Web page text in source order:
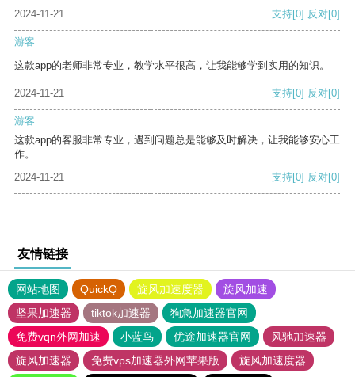
2024-11-21
支持[0] 反对[0]
游客
这款app的老师非常专业，教学水平很高，让我能够学到实用的知识。
2024-11-21 支持[0] 反对[0]
游客
这款app的客服非常专业，遇到问题总是能够及时解决，让我能够安心工
作。
2024-11-21
支持[0] 反对[0]
友情链接
网站地图 QuickQ 旋风加速度器
旋风加速
坚果加速器
tiktok加速器
狗急加速器官网
免费vqn外网加速
小蓝鸟 优途加速器官网
风驰加速器
旋风加速器
免费vps加速器外网苹果版
旋风加速度器